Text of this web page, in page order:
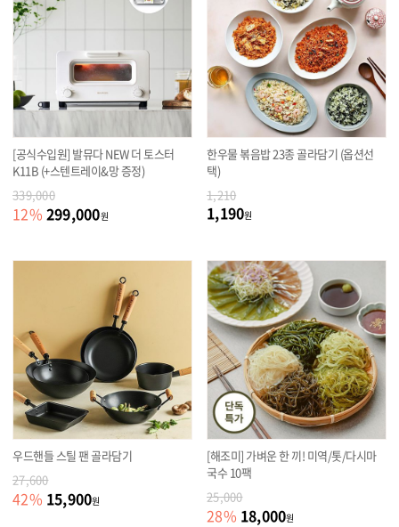
[공식수입원] 발뮤다 NEW 더 토스터
K11B (+스텐트레이&망 증정)
339,000
12% 299,000원
한우물 볶음밥 23종 골라담기 (옵션선
택)
1,210
1,190원
우드핸들 스틸 팬 골라담기
27,600
42% 15,900원
[해조미] 가벼운 한 끼! 미역/톳/다시마
국수 10팩
25,000
28% 18,000원